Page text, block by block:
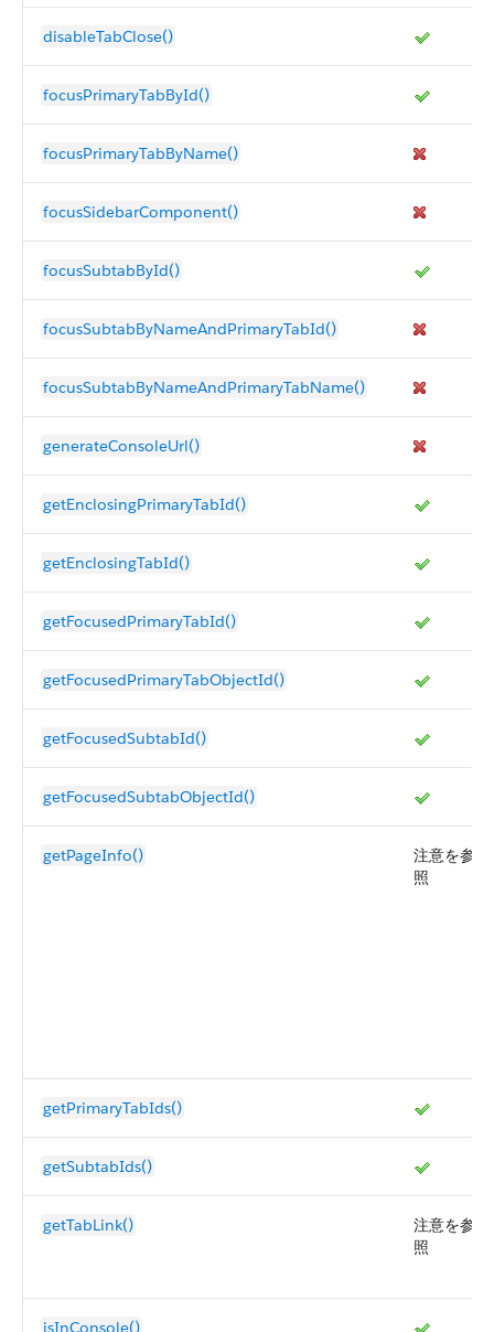
disableTabClose()
focusPrimaryTabById()
focusPrimaryTabByName()
focusSidebarComponent()
focusSubtabById()
focusSubtabByNameAndPrimaryTabId()
focusSubtabByNameAndPrimaryTabName()
generateConsoleUrl()
getEnclosingPrimaryTabId()
getEnclosingTabId()
getFocusedPrimaryTabId()
getFocusedPrimaryTabObjectId()
getFocusedSubtabId()
getFocusedSubtabObjectId()
getPageInfo()
注意を参
照
getPrimaryTabIds()
getSubtabIds()
getTabLink()
注意を参
照
isInConsole()